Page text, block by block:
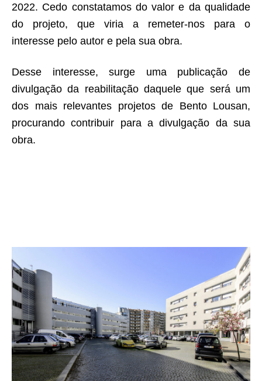
2022. Cedo constatamos do valor e da qualidade
do projeto, que viria a remeter-nos para o
interesse pelo autor e pela sua obra.
Desse interesse, surge uma publicação de
divulgação da reabilitação daquele que será um
dos mais relevantes projetos de Bento Lousan,
procurando contribuir para a divulgação da sua
obra.